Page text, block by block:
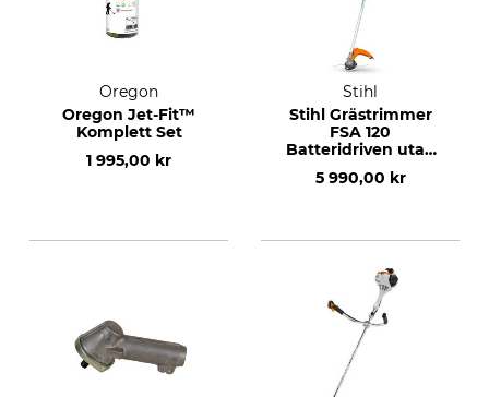
Oregon
Oregon Jet-Fit™
Komplett Set
1 995,00 kr
Stihl
Stihl Grästrimmer
FSA 120
Batteridriven utan
batteri och laddare
5 990,00 kr